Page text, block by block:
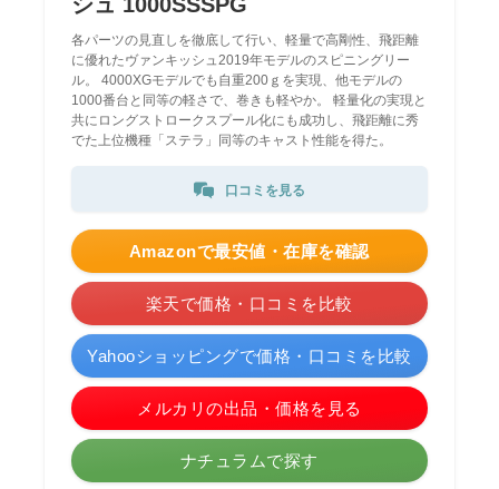
各パーツの見直しを徹底して行い、軽量で高剛性、飛距離
に優れたヴァンキッシュ2019年モデルのスピニングリー
ル。 4000XGモデルでも自重200ｇを実現、他モデルの
1000番台と同等の軽さで、巻きも軽やか。 軽量化の実現と
共にロングストロークスプール化にも成功し、飛距離に秀
でた上位機種「ステラ」同等のキャスト性能を得た。
口コミを見る
Amazonで最安値・在庫を確認
楽天で価格・口コミを比較
Yahooショッピングで価格・口コミを比較
メルカリの出品・価格を見る
ナチュラムで探す